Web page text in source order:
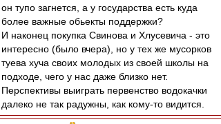
он тупо загнется, а у государства есть куда
более важные обьекты поддержки?
И наконец покупка Свинова и Хлусевича - это
интересно (было вчера), но у тех же мусорков
туева хуча своих молодых из своей школы на
подходе, чего у нас даже близко нет.
Перспективы выиграть первенство водокачки
далеко не так радужны, как кому-то видится.